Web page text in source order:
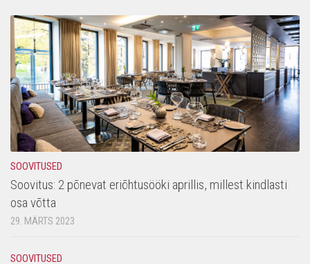
SOOVITUSED
Soovitus: 2 põnevat eriõhtusööki aprillis, millest kindlasti
osa võtta
29. MÄRTS 2023
SOOVITUSED